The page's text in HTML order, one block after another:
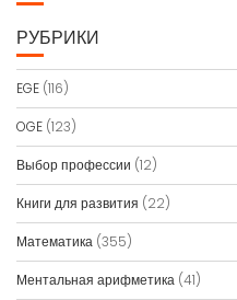
РУБРИКИ
EGE (116)
OGE (123)
Выбор профессии (12)
Книги для развития (22)
Математика (355)
Ментальная арифметика (41)